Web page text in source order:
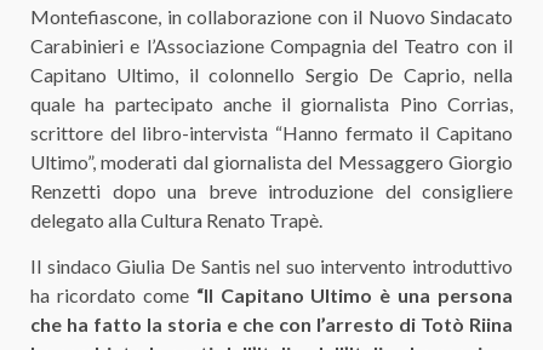
Montefiascone, in collaborazione con il Nuovo Sindacato
Carabinieri e l’Associazione Compagnia del Teatro con il
Capitano Ultimo, il colonnello Sergio De Caprio, nella
quale ha partecipato anche il giornalista Pino Corrias,
scrittore del libro-intervista “Hanno fermato il Capitano
Ultimo”, moderati dal giornalista del Messaggero Giorgio
Renzetti dopo una breve introduzione del consigliere
delegato alla Cultura Renato Trapè.
Il sindaco Giulia De Santis nel suo intervento introduttivo
ha ricordato come “Il Capitano Ultimo è una persona
che ha fatto la storia e che con l’arresto di Totò Riina